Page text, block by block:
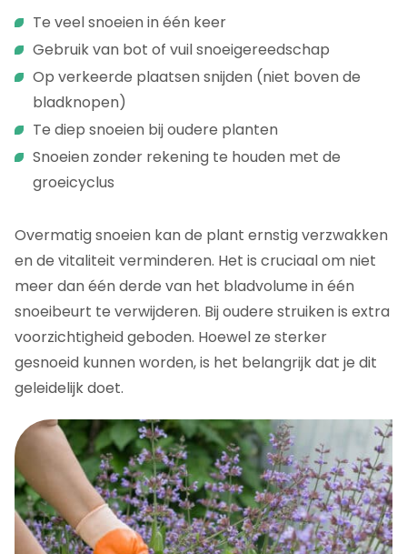
Te veel snoeien in één keer
Gebruik van bot of vuil snoeigereedschap
Op verkeerde plaatsen snijden (niet boven de
bladknopen)
Te diep snoeien bij oudere planten
Snoeien zonder rekening te houden met de
groeicyclus
Overmatig snoeien kan de plant ernstig verzwakken
en de vitaliteit verminderen. Het is cruciaal om niet
meer dan één derde van het bladvolume in één
snoeibeurt te verwijderen. Bij oudere struiken is extra
voorzichtigheid geboden. Hoewel ze sterker
gesnoeid kunnen worden, is het belangrijk dat je dit
geleidelijk doet.